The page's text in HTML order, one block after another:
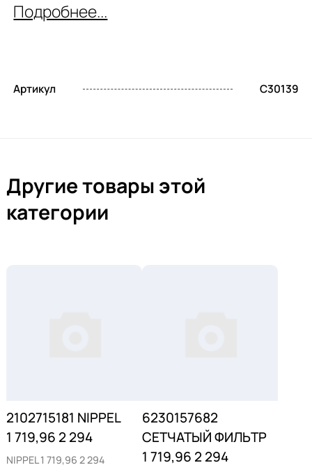
Подробнее...
Артикул C30139
Другие товары этой
категории
2102715181 NIPPEL
1 719,96 2 294
NIPPEL 1 719,96 2 294
6230157682
СЕТЧАТЫЙ ФИЛЬТР
1 719,96 2 294